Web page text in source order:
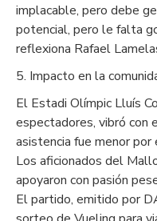
implacable, pero debe
potencial, pero le falta
reflexiona Rafael
5. Impacto en la
El Estadi Olímpic Lluís
espectadores, vibró con
asistencia fue menor por
Los aficionados del
apoyaron con pasión
El partido, emitido por